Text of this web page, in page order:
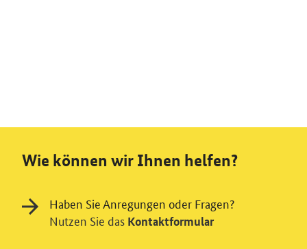
Wie können wir Ihnen helfen?
Haben Sie Anregungen oder Fragen?
Nutzen Sie das Kontaktformular